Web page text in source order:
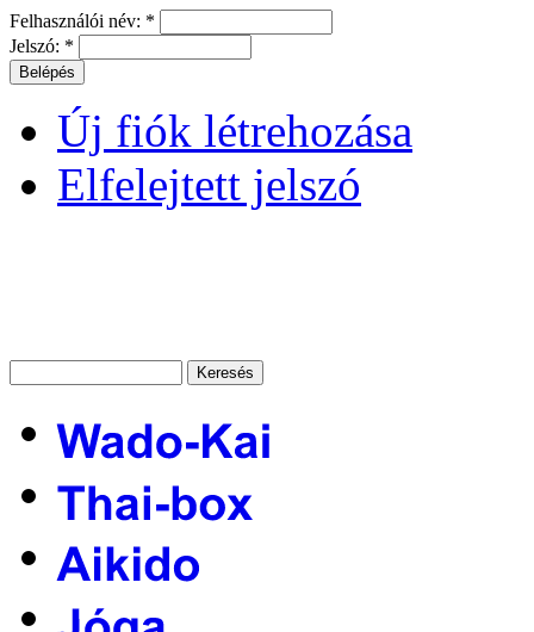
Felhasználói név: *
Jelszó: *
Új fiók létrehozása
Elfelejtett jelszó